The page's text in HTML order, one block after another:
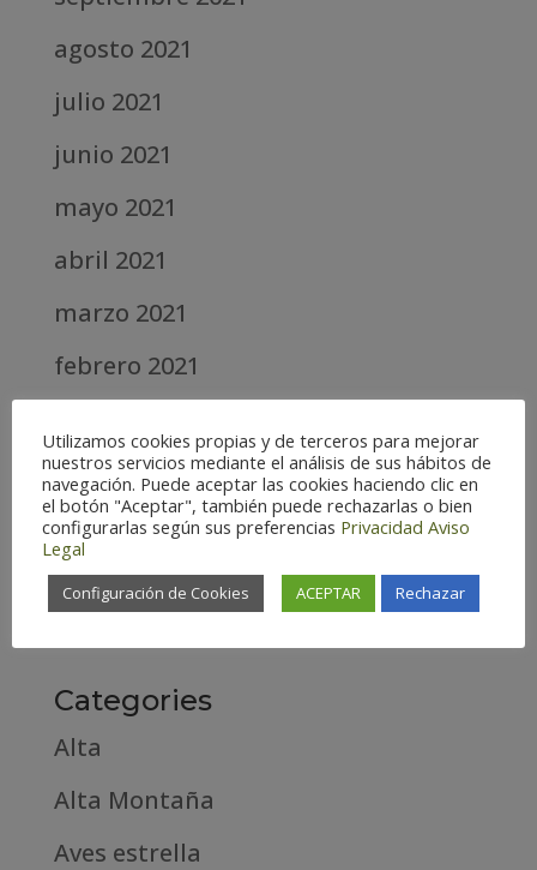
agosto 2021
julio 2021
junio 2021
mayo 2021
abril 2021
marzo 2021
febrero 2021
abril 2020
marzo 2020
febrero 2019
Categories
Alta
Alta Montaña
Aves estrella
Utilizamos cookies propias y de terceros para mejorar
nuestros servicios mediante el análisis de sus hábitos de
navegación. Puede aceptar las cookies haciendo clic en
el botón "Aceptar", también puede rechazarlas o bien
configurarlas según sus preferencias Privacidad Aviso
Legal
Configuración de Cookies ACEPTAR Rechazar